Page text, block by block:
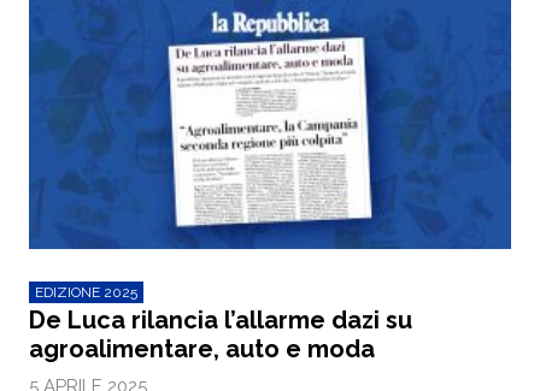
EDIZIONE 2025
De Luca rilancia l’allarme dazi su
agroalimentare, auto e moda
5 APRILE 2025